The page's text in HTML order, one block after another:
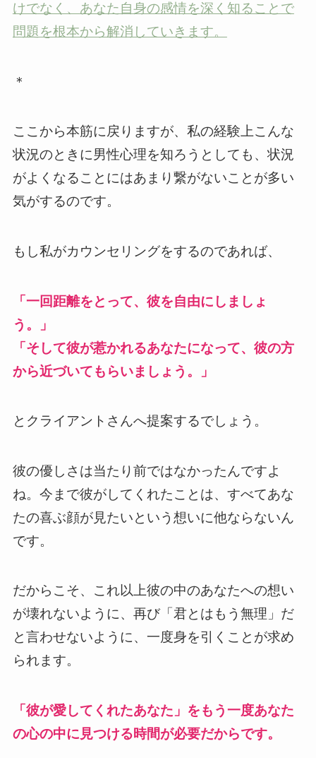
けでなく、あなた自身の感情を深く知ることで
問題を根本から解消していきます。
＊
ここから本筋に戻りますが、私の経験上こんな
状況のときに男性心理を知ろうとしても、状況
がよくなることにはあまり繋がないことが多い
気がするのです。
もし私がカウンセリングをするのであれば、
「一回距離をとって、彼を自由にしましょ
う。」
「そして彼が惹かれるあなたになって、彼の方
から近づいてもらいましょう。」
とクライアントさんへ提案するでしょう。
彼の優しさは当たり前ではなかったんですよ
ね。今まで彼がしてくれたことは、すべてあな
たの喜ぶ顔が見たいという想いに他ならないん
です。
だからこそ、これ以上彼の中のあなたへの想い
が壊れないように、再び「君とはもう無理」だ
と言わせないように、一度身を引くことが求め
られます。
「彼が愛してくれたあなた」をもう一度あなた
の心の中に見つける時間が必要だからです。